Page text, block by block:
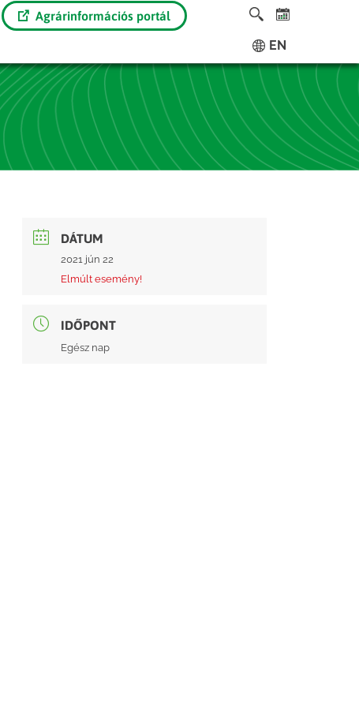
Agrárinformációs portál
EN
DÁTUM
2021 jún 22
Elmúlt esemény!
IDŐPONT
Egész nap